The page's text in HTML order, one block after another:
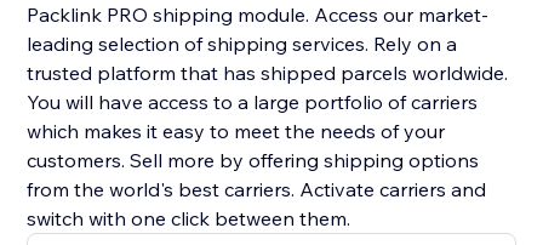
Packlink PRO shipping module. Access our market-
leading selection of shipping services. Rely on a
trusted platform that has shipped parcels worldwide.
You will have access to a large portfolio of carriers
which makes it easy to meet the needs of your
customers. Sell more by offering shipping options
from the world's best carriers. Activate carriers and
switch with one click between them.